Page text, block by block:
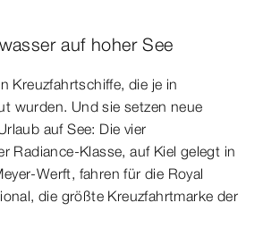
auf hoher See
Kreuzfahrtschiffe, die je in
wurden. Und sie setzen neue
auf See: Die vier
Radiance-Klasse, auf Kiel gelegt in
Werft, fahren für die Royal
die größte Kreuzfahrtmarke der